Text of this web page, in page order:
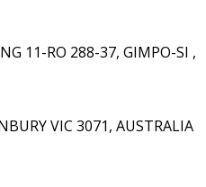
11-RO 288-37, GIMPO-SI ,
VIC 3071, AUSTRALIA